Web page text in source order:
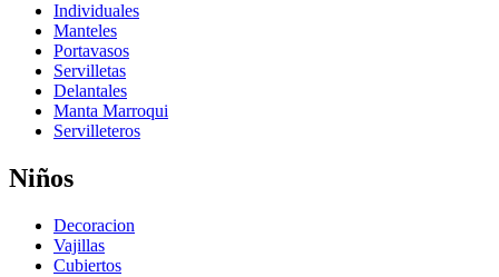
Individuales
Manteles
Portavasos
Servilletas
Delantales
Manta Marroqui
Servilleteros
Niños
Decoracion
Vajillas
Cubiertos